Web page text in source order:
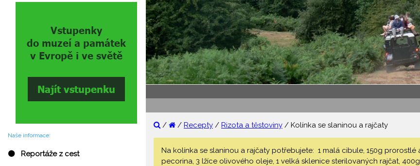
Naše informace:
⚫ Reportáže z cest
/ / Recepty / Rizota a těstoviny / Kolínka se slaninou a rajčaty
Na kolínka se slaninou a rajčaty potřebujete: 1 malá cibule, 150g
pecorina, 3 lžíce olivového oleje, 1 velká sklenice sterilovaných rajčat,